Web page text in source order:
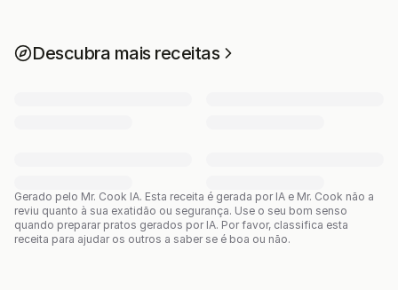
Descubra mais receitas
Gerado pelo Mr. Cook IA. Esta receita é gerada por IA e Mr. Cook não a
reviu quanto à sua exatidão ou segurança. Use o seu bom senso
quando preparar pratos gerados por IA. Por favor, classifica esta
receita para ajudar os outros a saber se é boa ou não.